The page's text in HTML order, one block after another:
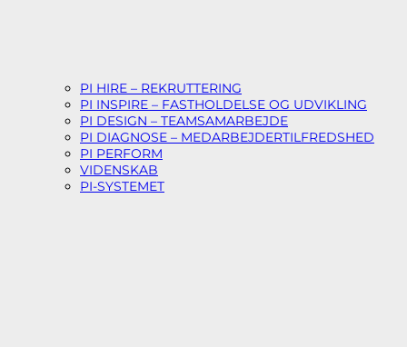
PI HIRE – REKRUTTERING
PI INSPIRE – FASTHOLDELSE OG UDVIKLING
PI DESIGN – TEAMSAMARBEJDE
PI DIAGNOSE – MEDARBEJDERTILFREDSHED
PI PERFORM
VIDENSKAB
PI-SYSTEMET